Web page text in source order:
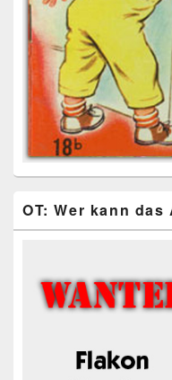
OT: Wer kann das